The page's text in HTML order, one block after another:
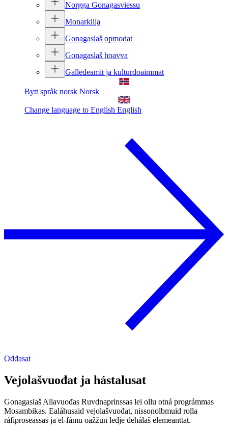
Norgga Gonagasviessu
Monarkiija
Gonagaslaš opmodat
Gonagaslaš hoavva
Galledeamit ja kulturdoaimmat
Bytt språk norsk Norsk
Change language to English English
Ođđasat
Vejolašvuođat ja hástalusat
Gonagaslaš Allavuođas Ruvdnaprinssas lei ollu otná prográmmas
Mosambikas. Ealáhusaid vejolašvuođat, nissonolbmuid rolla
ráfiproseassas ja el-fámu oažžun ledje dehálaš elemeanttat.